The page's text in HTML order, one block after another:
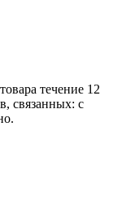
течение 12
связанных: с